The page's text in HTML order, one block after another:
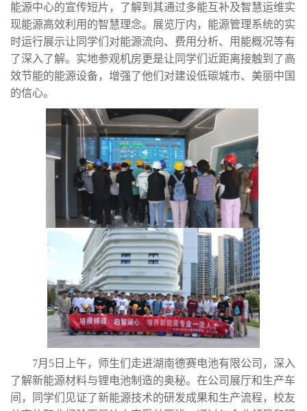
能源中心的宣传短片，了解到其通过多能互补及智慧运维实
现能源高效利用的智慧理念。展览厅内，能源管理系统的实
时运行展示让同学们对能源流向、费用分析、用能概况等有
了深入了解。实地参观机房更是让同学们近距离接触到了高
效节能的能源设备，增强了他们对建设低碳城市、美丽中国
的信心。
7月5日上午，师生们走进湖南德赛电池有限公司，深入
了解新能源材料与锂电池制造的奥秘。在公司展厅和生产车
间，同学们见证了新能源技术的研发成果和生产流程，校友